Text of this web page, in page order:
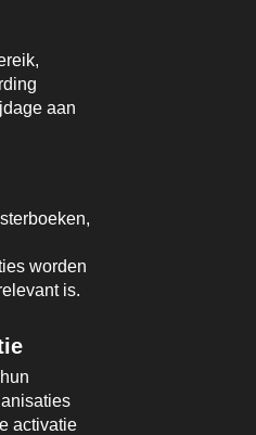
aan
worden
is.
activatie